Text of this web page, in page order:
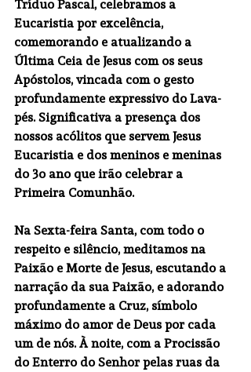
Tríduo Pascal, celebramos a
Eucaristia por excelência,
comemorando e atualizando a
Última Ceia de Jesus com os seus
Apóstolos, vincada com o gesto
profundamente expressivo do Lava-
pés. Significativa a presença dos
nossos acólitos que servem Jesus
Eucaristia e dos meninos e meninas
do 3o ano que irão celebrar a
Primeira Comunhão.
Na Sexta-feira Santa, com todo o
respeito e silêncio, meditamos na
Paixão e Morte de Jesus, escutando a
narração da sua Paixão, e adorando
profundamente a Cruz, símbolo
máximo do amor de Deus por cada
um de nós. À noite, com a Procissão
do Enterro do Senhor pelas ruas da